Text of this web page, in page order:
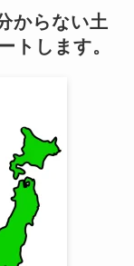
からない土
トします。